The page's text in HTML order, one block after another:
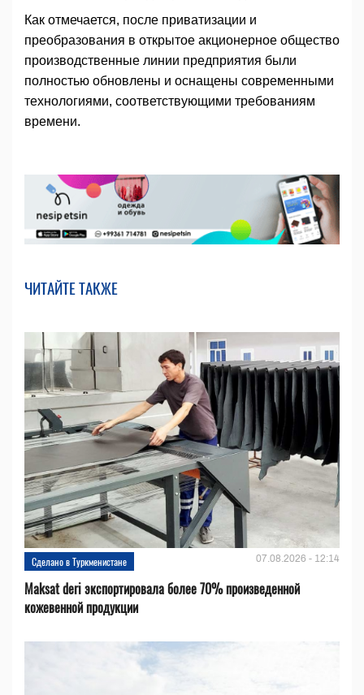
Как отмечается, после приватизации и
преобразования в открытое акционерное общество
производственные линии предприятия были
полностью обновлены и оснащены современными
технологиями, соответствующими требованиям
времени.
ЧИТАЙТЕ ТАКЖЕ
Сделано в Туркменистане 07.08.2026 - 12:14
Maksat deri экспортировала более 70% произведенной
кожевенной продукции